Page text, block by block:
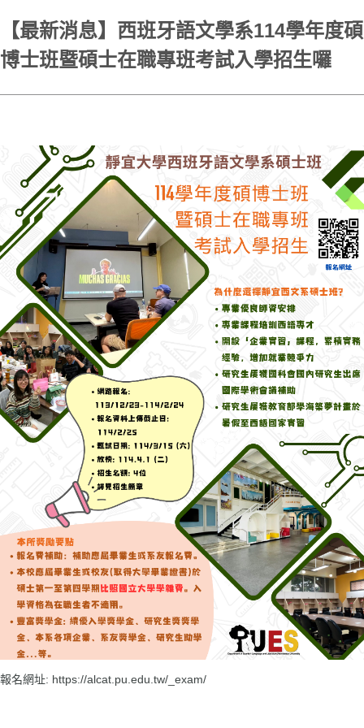
【最新消息】西班牙語文學系114學年度碩
博士班暨碩士在職專班考試入學招生囉
報名網址: https://alcat.pu.edu.tw/_exam/